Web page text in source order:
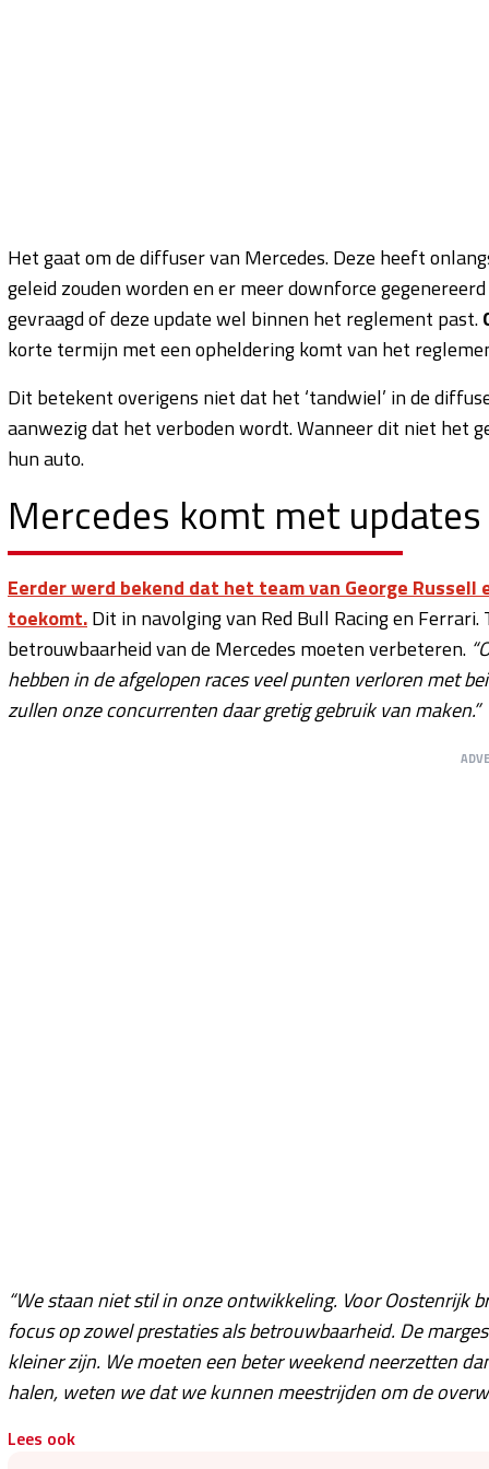
Het gaat om de diffuser van Mercedes. Deze heeft
geleid zouden worden en er meer downforce
gevraagd of deze update wel binnen het reglement past.
korte termijn met een opheldering komt van het
Dit betekent overigens niet dat het ‘tandwiel’ in de
aanwezig dat het verboden wordt. Wanneer dit niet het
hun auto.
Mercedes komt met
Eerder werd bekend dat het team van George
toekomt.Dit in navolging van Red Bull Racing en
betrouwbaarheid van de Mercedes moeten verbeteren.
hebben in de afgelopen races veel punten verloren met
zullen onze concurrenten daar gretig gebruik van maken.”
“We staan niet stil in onze ontwikkeling. Voor Oostenrijk
focus op zowel prestaties als betrouwbaarheid. De
kleiner zijn. We moeten een beter weekend neerzetten
halen, weten we dat we kunnen meestrijden om de
Lees ook